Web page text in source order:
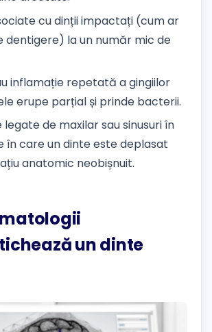
cu dinții impactați (cum ar
dentigere) la un număr mic de
inflamație repetată a gingiilor
erupe parțial și prinde bacterii.
de maxilar sau sinusuri în
în care un dinte este deplasat
anatomic neobișnuit.
un dinte